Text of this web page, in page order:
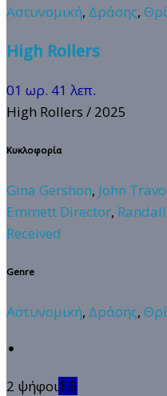
Αστυνομική, Δράσης,
High Rollers
01 ωρ. 41 λεπ.
High Rollers / 2025
Κυκλοφορία
Gina Gershon, John
Emmett Director,
Received
Genre
Αστυνομική, Δράσης,
2 ψήφοι1.5